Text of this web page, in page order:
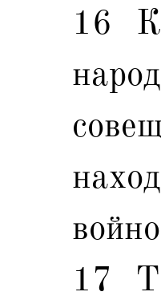
16
17